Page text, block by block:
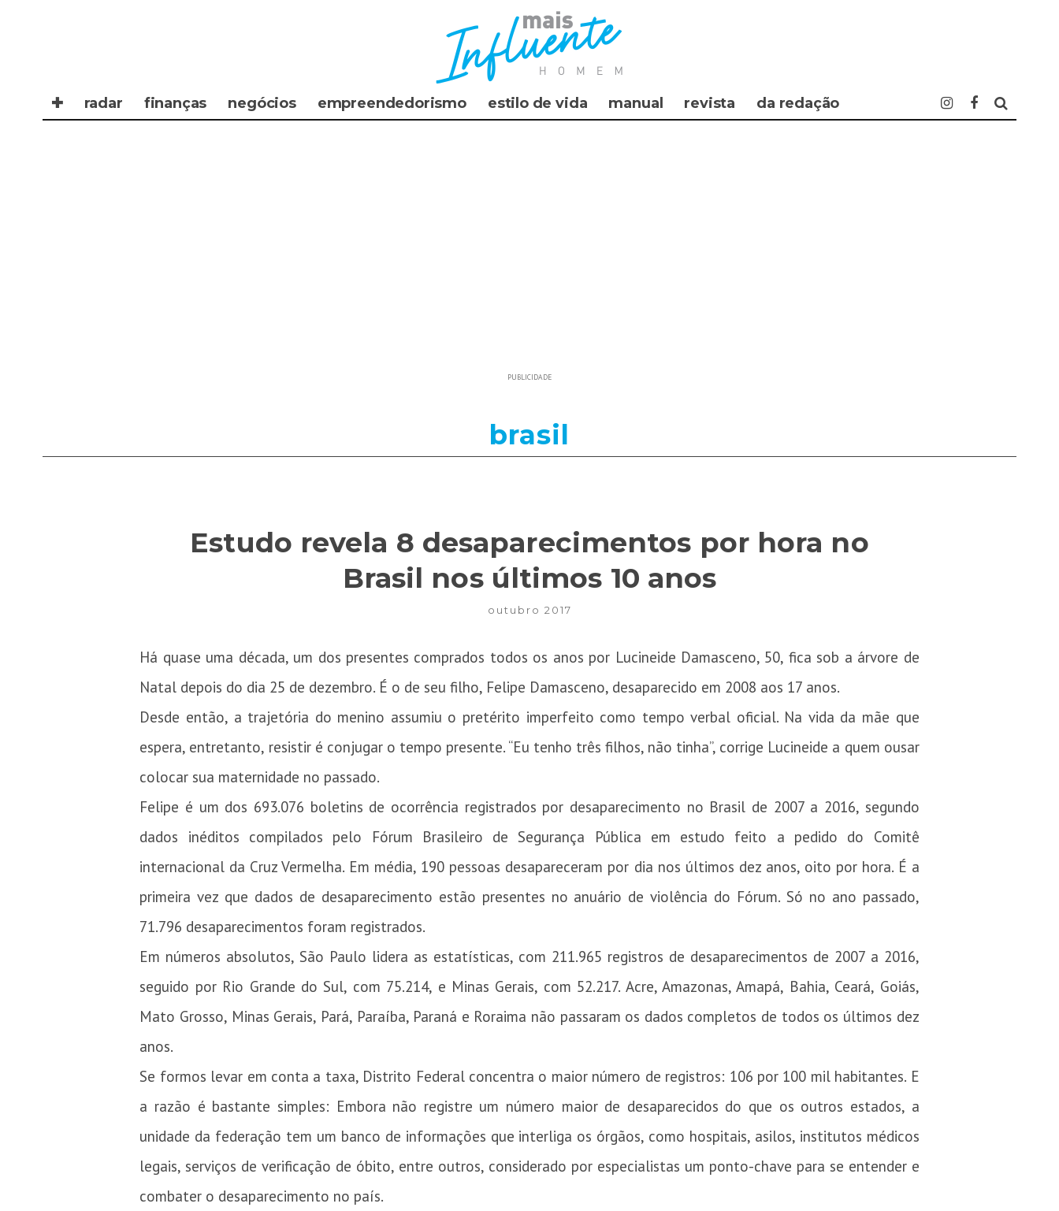
✚ radar finanças negócios empreendedorismo estilo de vida manual revista da redação
PUBLICIDADE
brasil
Estudo revela 8 desaparecimentos por hora no
Brasil nos últimos 10 anos
outubro 2017
Há quase uma década, um dos presentes comprados todos os anos por Lucineide Damasceno, 50, fica sob a árvore de
Natal depois do dia 25 de dezembro. É o de seu filho, Felipe Damasceno, desaparecido em 2008 aos 17 anos.
Desde então, a trajetória do menino assumiu o pretérito imperfeito como tempo verbal oficial. Na vida da mãe que
espera, entretanto, resistir é conjugar o tempo presente. “Eu tenho três filhos, não tinha”, corrige Lucineide a quem ousar
colocar sua maternidade no passado.
Felipe é um dos 693.076 boletins de ocorrência registrados por desaparecimento no Brasil de 2007 a 2016, segundo
dados inéditos compilados pelo Fórum Brasileiro de Segurança Pública em estudo feito a pedido do Comitê
internacional da Cruz Vermelha. Em média, 190 pessoas desapareceram por dia nos últimos dez anos, oito por hora. É a
primeira vez que dados de desaparecimento estão presentes no anuário de violência do Fórum. Só no ano passado,
71.796 desaparecimentos foram registrados.
Em números absolutos, São Paulo lidera as estatísticas, com 211.965 registros de desaparecimentos de 2007 a 2016,
seguido por Rio Grande do Sul, com 75.214, e Minas Gerais, com 52.217. Acre, Amazonas, Amapá, Bahia, Ceará, Goiás,
Mato Grosso, Minas Gerais, Pará, Paraíba, Paraná e Roraima não passaram os dados completos de todos os últimos dez
anos.
Se formos levar em conta a taxa, Distrito Federal concentra o maior número de registros: 106 por 100 mil habitantes. E
a razão é bastante simples: Embora não registre um número maior de desaparecidos do que os outros estados, a
unidade da federação tem um banco de informações que interliga os órgãos, como hospitais, asilos, institutos médicos
legais, serviços de verificação de óbito, entre outros, considerado por especialistas um ponto-chave para se entender e
combater o desaparecimento no país.